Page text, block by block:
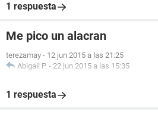
1 respuesta
Me pico un alacran
terezamay - 12 jun 2015 a las 21:25
Abigail P. - 22 jun 2015 a las 15:35
1 respuesta